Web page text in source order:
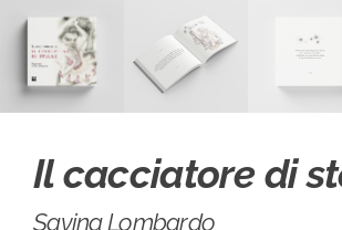
Il cacciatore di
Savina Lombardo